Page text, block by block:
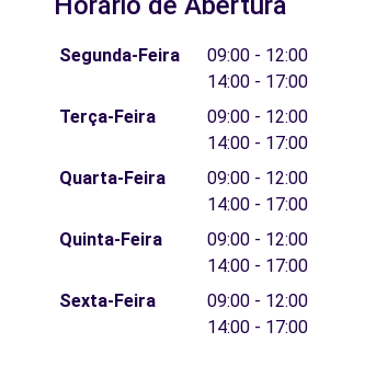
Segunda-Feira
09:00 - 12:00
14:00 - 17:00
Terça-Feira
09:00 - 12:00
14:00 - 17:00
Quarta-Feira
09:00 - 12:00
14:00 - 17:00
Quinta-Feira
09:00 - 12:00
14:00 - 17:00
Sexta-Feira
09:00 - 12:00
14:00 - 17:00